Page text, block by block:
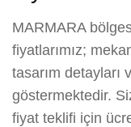
MARMARA
fiyatlarımız;
tasarım detayları
göstermektedir.
fiyat teklifi için